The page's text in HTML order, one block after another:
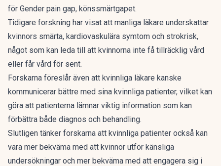
för Gender pain gap, könssmärtgapet.
Tidigare forskning har visat att manliga läkare underskattar
kvinnors smärta, kardiovaskulära symtom och strokrisk,
något som kan leda till att kvinnorna inte få tillräcklig vård
eller får vård för sent.
Forskarna föreslår även att kvinnliga läkare kanske
kommunicerar bättre med sina kvinnliga patienter, vilket kan
göra att patienterna lämnar viktig information som kan
förbättra både diagnos och behandling.
Slutligen tänker forskarna att kvinnliga patienter också kan
vara mer bekväma med att kvinnor utför känsliga
undersökningar och mer bekväma med att engagera sig i